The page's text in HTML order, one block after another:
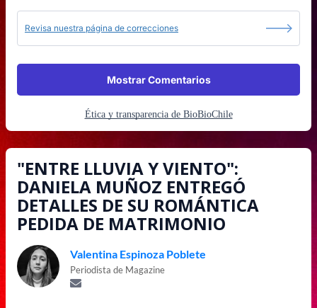
Revisa nuestra página de correcciones
Mostrar Comentarios
Ética y transparencia de BioBioChile
"ENTRE LLUVIA Y VIENTO":
DANIELA MUÑOZ ENTREGÓ
DETALLES DE SU ROMÁNTICA
PEDIDA DE MATRIMONIO
Valentina Espinoza Poblete
Periodista de Magazine